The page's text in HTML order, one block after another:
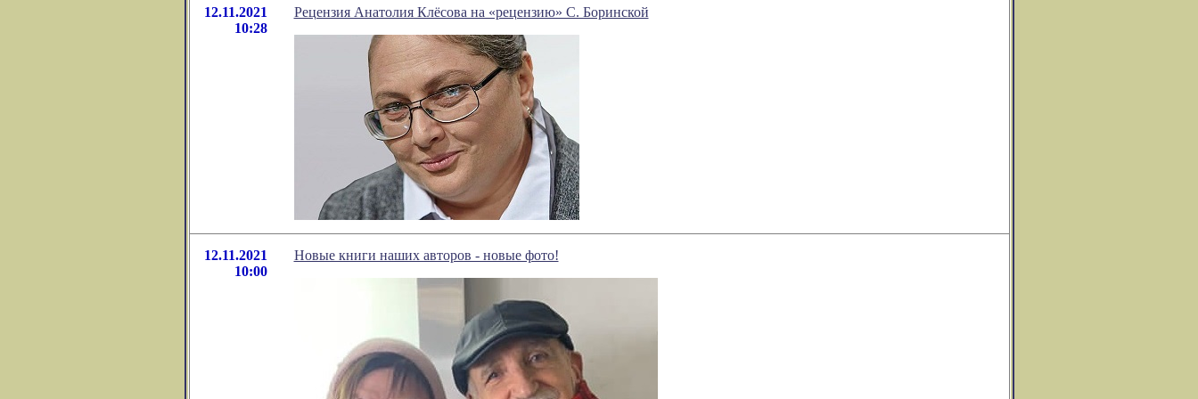
12.11.2021
10:28
Рецензия Анатолия Клёсова на «рецензию» С. Боринской
12.11.2021
10:00
Новые книги наших авторов - новые фото!